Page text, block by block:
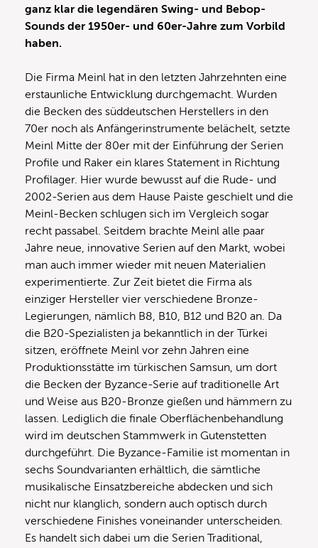
ganz klar die legendären Swing- und Bebop-
Sounds der 1950er- und 60er-Jahre zum Vorbild
haben.
Die Firma Meinl hat in den letzten Jahrzehnten eine
erstaunliche Entwicklung durchgemacht. Wurden
die Becken des süddeutschen Herstellers in den
70er noch als Anfängerinstrumente belächelt, setzte
Meinl Mitte der 80er mit der Einführung der Serien
Profile und Raker ein klares Statement in Richtung
Profilager. Hier wurde bewusst auf die Rude- und
2002-Serien aus dem Hause Paiste geschielt und die
Meinl-Becken schlugen sich im Vergleich sogar
recht passabel. Seitdem brachte Meinl alle paar
Jahre neue, innovative Serien auf den Markt, wobei
man auch immer wieder mit neuen Materialien
experimentierte. Zur Zeit bietet die Firma als
einziger Hersteller vier verschiedene Bronze-
Legierungen, nämlich B8, B10, B12 und B20 an. Da
die B20-Spezialisten ja bekanntlich in der Türkei
sitzen, eröffnete Meinl vor zehn Jahren eine
Produktionsstätte im türkischen Samsun, um dort
die Becken der Byzance-Serie auf traditionelle Art
und Weise aus B20-Bronze gießen und hämmern zu
lassen. Lediglich die finale Oberflächenbehandlung
wird im deutschen Stammwerk in Gutenstetten
durchgeführt. Die Byzance-Familie ist momentan in
sechs Soundvarianten erhältlich, die sämtliche
musikalische Einsatzbereiche abdecken und sich
nicht nur klanglich, sondern auch optisch durch
verschiedene Finishes voneinander unterscheiden.
Es handelt sich dabei um die Serien Traditional,